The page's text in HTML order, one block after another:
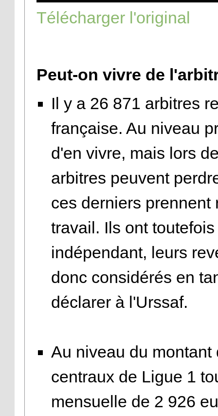
Télécharger l'original
Peut-on vivre de
Il y a 26 871 arbitres
française. Au niveau
d'en vivre, mais lors
arbitres peuvent
ces derniers
travail. Ils ont
indépendant, leurs
donc considérés en
déclarer à l'Urssaf.
Au niveau du
centraux de Ligue 1
mensuelle de 2 926